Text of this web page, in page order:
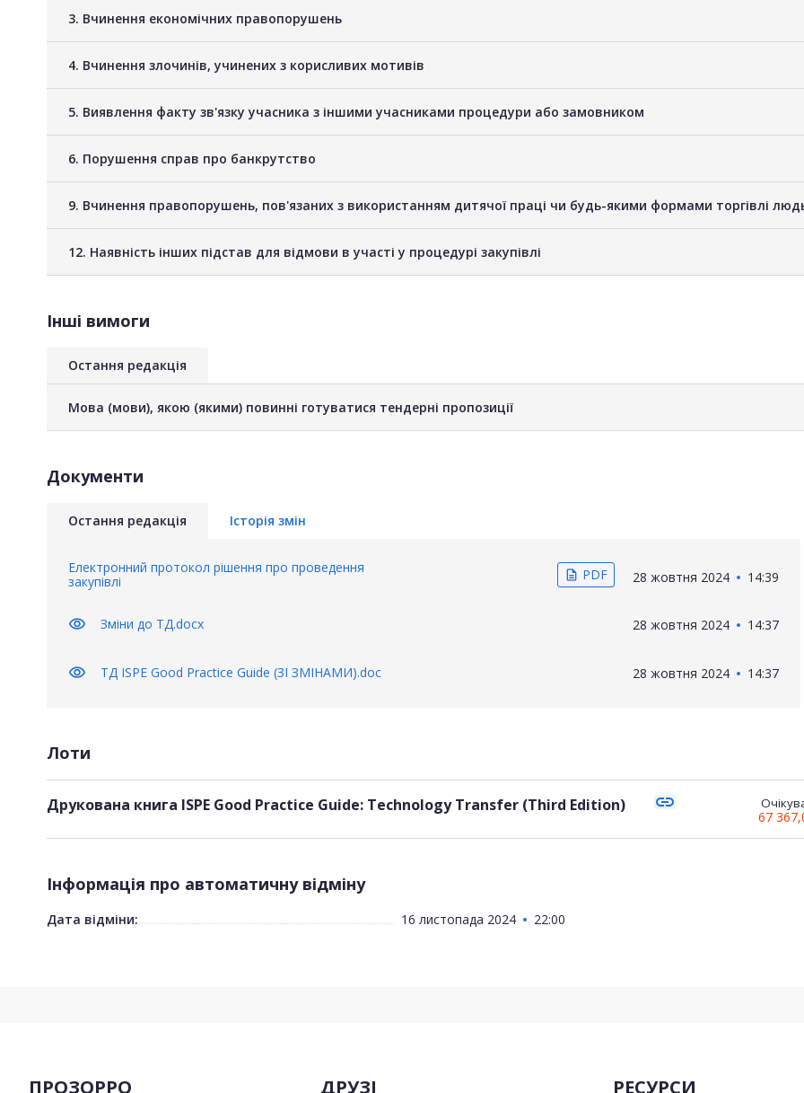
3. Вчинення економічних правопорушень
4. Вчинення злочинів, учинених з корисливих мотивів
5. Виявлення факту зв'язку учасника з іншими учасниками процедури або замовником
6. Порушення справ про банкрутство
9. Вчинення правопорушень, пов'язаних з використанням дитячої праці чи будь-якими формами торгівлі
12. Наявність інших підстав для відмови в участі у процедурі закупівлі
Інші вимоги
Остання редакція
Мова (мови), якою (якими) повинні готуватися тендерні пропозиції
Документи
Остання редакція Історія змін
Електронний протокол рішення про проведення
закупівлі
description PDF 28 жовтня 2024 14:39
visibility Зміни до ТД.docx 28 жовтня 2024 14:37
visibility ТД ISPE Good Practice Guide (ЗІ ЗМІНАМИ).doc 28 жовтня 2024 14:37
Лоти
Друкована книга ISPE Good Practice Guide: Technology Transfer (Third Edition) link
67
Інформація про автоматичну відміну
Дата відміни: 16 листопада 2024 22:00
ПРОЗОРРО ДРУЗІ РЕСУРСИ